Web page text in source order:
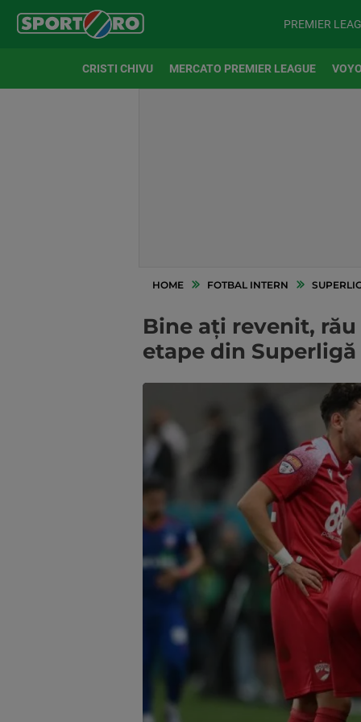
PREMIER
CRISTI CHIVU MERCATO PREMIER LEAGUE
HOME FOTBAL INTERN
Bine ați revenit,
etape din Superligă